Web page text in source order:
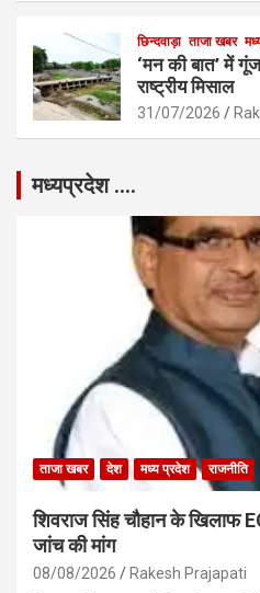
छिन्दवाड़ा ताजा खबर
‘मन की बात’ में
राष्ट्रीय मिसाल
31/07/2026
मध्यप्रदेश ….
ताजा खबर देश मध्य प्रदेश राजनीति
शिवराज सिंह चौहान के खिलाफ
जांच की मांग
08/08/2026 Rakesh Prajapati